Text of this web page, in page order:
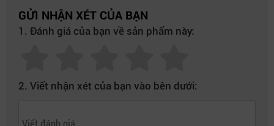
GỬI NHẬN XÉT CỦA BẠN
1. Đánh giá của bạn về sản phẩm này:
2. Viết nhận xét của bạn vào bên dưới: